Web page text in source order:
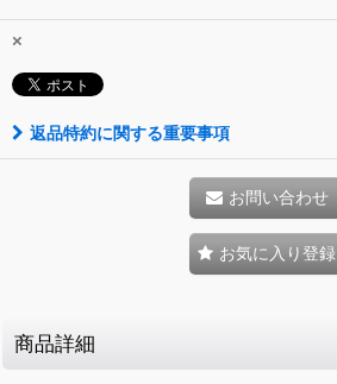
×
返品特約に関する重要事項
お問い合わせ
お気に入り登録
商品詳細